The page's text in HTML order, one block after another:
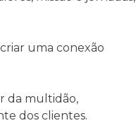
uma conexão
da multidão,
dos clientes.